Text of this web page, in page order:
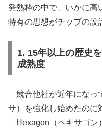
発熱枠の中で、いかに高
特有の思想がチップの設
1. 15年以上の歴史
成熟度
競合他社が近年になっ
サ）を強化し始めたのに
「Hexagon（ヘキサゴ